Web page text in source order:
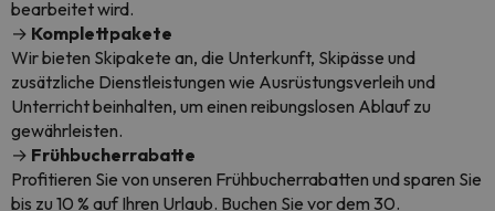
bearbeitet wird.
→ Komplettpakete
Wir bieten Skipakete an, die Unterkunft, Skipässe und
zusätzliche Dienstleistungen wie Ausrüstungsverleih und
Unterricht beinhalten, um einen reibungslosen Ablauf zu
gewährleisten.
→ Frühbucherrabatte
Profitieren Sie von unseren Frühbucherrabatten und sparen Sie
bis zu 10 % auf Ihren Urlaub. Buchen Sie vor dem 30.